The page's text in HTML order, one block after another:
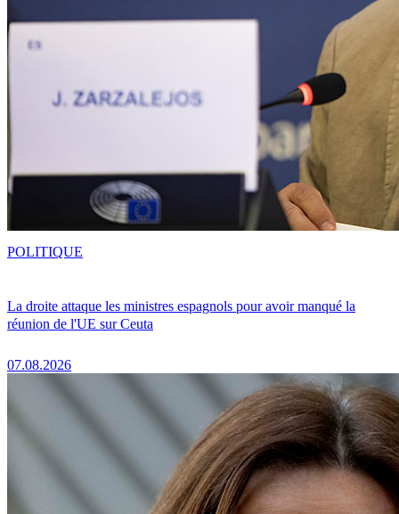
La droite attaque les ministres espagnols pour avoir manqué la
réunion de l'UE sur Ceuta
07.08.2026
POLITIQUE